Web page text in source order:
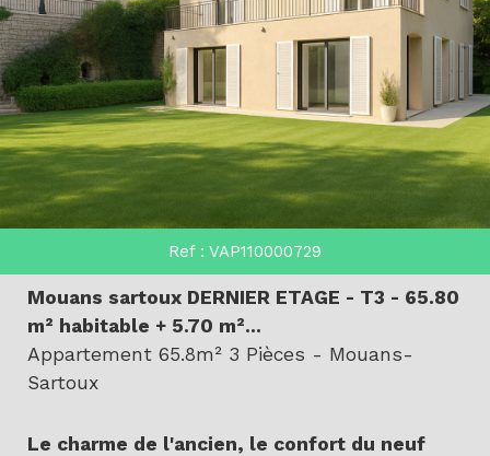
Ref : VAP110000729
Mouans sartoux DERNIER ETAGE - T3 - 65.80
m² habitable + 5.70 m²...
Appartement 65.8m² 3 Pièces - Mouans-
Sartoux
Le charme de l'ancien, le confort du neuf